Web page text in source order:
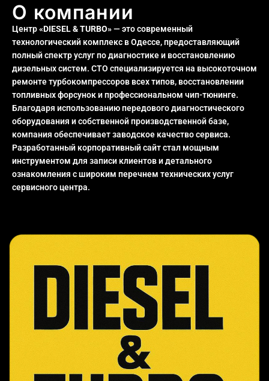
О компании
Центр«DIESEL & TURBO»— это современный
технологический комплекс в Одессе, предоставляющий
полный спектр услуг по диагностике и восстановлению
дизельных систем. СТО специализируется на высокоточном
ремонте турбокомпрессоров всех типов, восстановлении
топливных форсунок и профессиональном чип-тюнинге.
Благодаря использованию передового диагностического
оборудования и собственной производственной базе,
компания обеспечивает заводское качество сервиса.
Разработанный корпоративный сайт стал мощным
инструментом для записи клиентов и детального
ознакомления с широким перечнем технических услуг
сервисного центра.